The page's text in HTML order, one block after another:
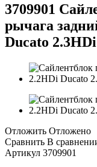
3709901
рычага
Ducato
Отложить Отложено
Сравнить В
Артикул 3709901